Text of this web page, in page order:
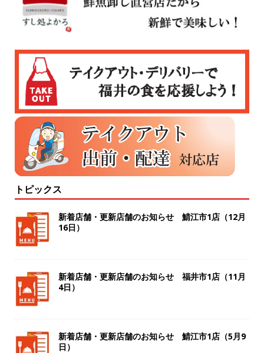
トピックス
新着店舗・更新店舗のお知らせ 鯖江市1店（12月
16日）
新着店舗・更新店舗のお知らせ 福井市1店（11月
4日）
新着店舗・更新店舗のお知らせ 鯖江市1店（5月9
日）